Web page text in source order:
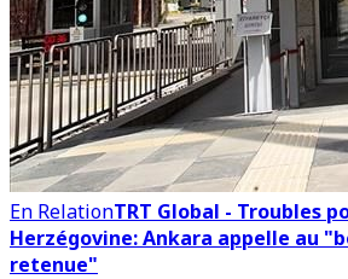
En RelationTRT Global - Troubles
Herzégovine: Ankara appelle au
retenue"